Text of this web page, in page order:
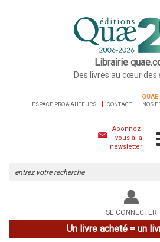
Librairie
Des livres au cœur des
ESPACE PRO & AUTEURS CONTACT
NOS
Abonnez-
vous à la
newsletter
le
site
SE CONNECTER
Un livre acheté = un